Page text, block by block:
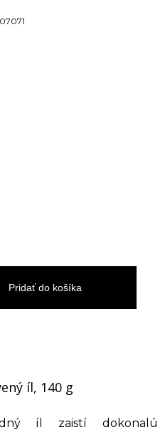
Pridať do košíka
íl, 140 g
íl zaistí dokonalú